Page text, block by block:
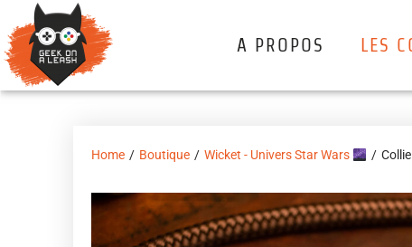
A PROPOS LES
Home / Boutique / Wicket - Univers Star Wars /